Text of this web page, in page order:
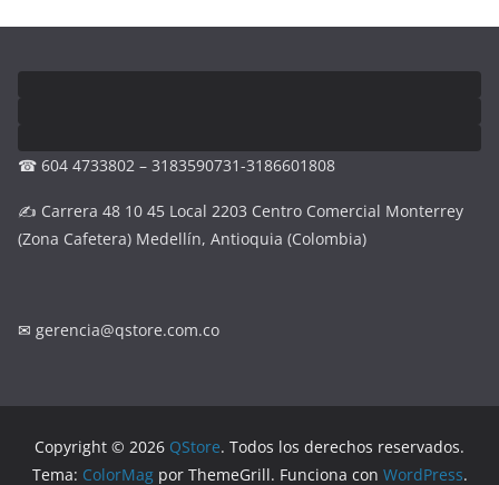
☎ 604 4733802 – 3183590731-3186601808
✍ Carrera 48 10 45 Local 2203 Centro Comercial Monterrey
(Zona Cafetera) Medellín, Antioquia (Colombia)
✉ gerencia@qstore.com.co
Copyright © 2026 QStore. Todos los derechos reservados.
Tema: ColorMagpor ThemeGrill. Funciona con WordPress.